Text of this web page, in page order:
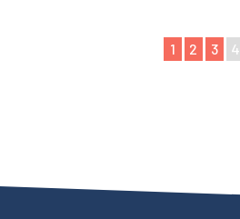
1 2 3 4